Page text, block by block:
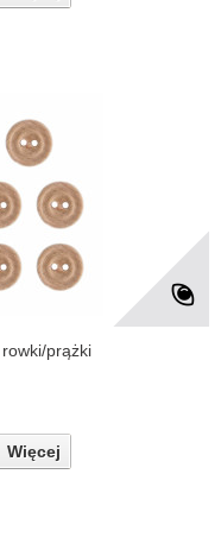
prążki
Więcej